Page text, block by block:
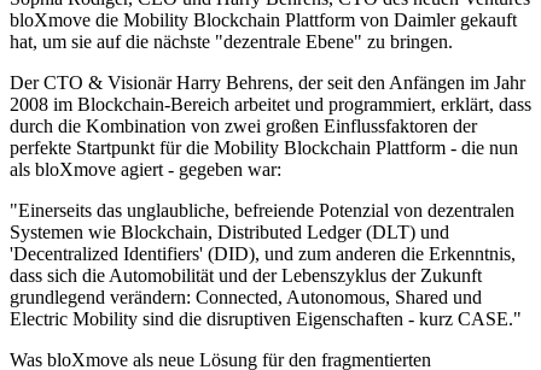
bloXmove die Mobility Blockchain Plattform von Daimler gekauft
hat, um sie auf die nächste "dezentrale Ebene" zu bringen.
Der CTO & Visionär Harry Behrens, der seit den Anfängen im Jahr
2008 im Blockchain-Bereich arbeitet und programmiert, erklärt, dass
durch die Kombination von zwei großen Einflussfaktoren der
perfekte Startpunkt für die Mobility Blockchain Plattform - die nun
als bloXmove agiert - gegeben war:
"Einerseits das unglaubliche, befreiende Potenzial von dezentralen
Systemen wie Blockchain, Distributed Ledger (DLT) und
'Decentralized Identifiers' (DID), und zum anderen die Erkenntnis,
dass sich die Automobilität und der Lebenszyklus der Zukunft
grundlegend verändern: Connected, Autonomous, Shared und
Electric Mobility sind die disruptiven Eigenschaften - kurz CASE."
Was bloXmove als neue Lösung für den fragmentierten